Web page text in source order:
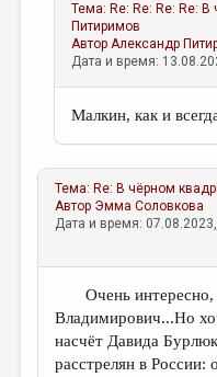
Тема: Re: Re: Re: Re:
Питиримов
АвторАлександр
Дата и время:
Малкин, как и
Тема: Re: В чёрном
Автор Эмма Соловкова
Дата и время:
Очень интересно,
Владимирович...Но
насчёт Давида
расстрелян в России: